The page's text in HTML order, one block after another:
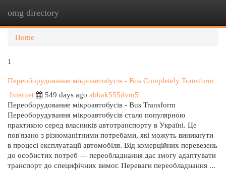
omg directory
Home
1
Переоборудование мікроавтобусів - Bus Completely Transform
Internet
549 days ago abbak555dvm5
Переоборудование мікроавтобусів - Bus Transform
Переоборудування мікроавтобусів стало популярною
практикою серед власників автотранспорту в Україні. Це
пов'язано з різноманітними потребами, які можуть виникнути
в процесі експлуатації автомобіля. Від комерційних перевезень
до особистих потреб — переобладнання дає змогу адаптувати
транспорт до специфічних вимог. Переваги переобладнання ...